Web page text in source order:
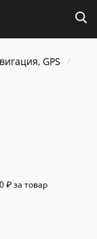
GPS
₽ за товар